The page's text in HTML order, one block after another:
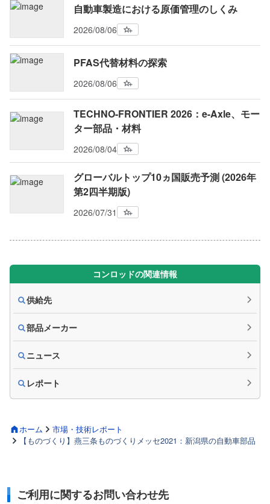
ホーム
市場・技術レポート
【ものづくり】燕三条ものづくりメッセ2021：新潟県の自動車部品
自動車製造における原価管理のしくみ
2026/08/06
PFAS代替材料の探索
2026/08/06
TECHNO-FRONTIER 2026：e-Axle、モー
ター部品・材料
2026/08/04
グローバルトップ10ヵ国販売予測 (2026年
第2四半期版)
2026/07/31
コンロッドの関連情報
供給先
部品メーカー
ニュース
レポート
ご利用に関するお問い合わせ先